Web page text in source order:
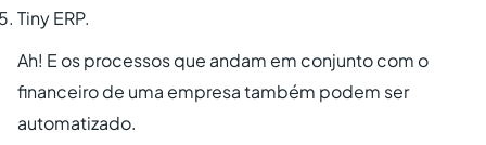
Tiny ERP.
Ah! E os processos que andam em conjunto com o
financeiro de uma empresa também podem ser
automatizado.